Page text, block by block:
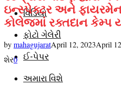
વિડિયો
ફોટો ગેલેરી
ઈ-પેપર
અમારા વિશે
ઇન્સ્પેક્ટર અને ફાયરમેન
કોલેજમાં રક્તદાન કેમ્પ
bymahagujaratApril 12, 2023April
શેર0